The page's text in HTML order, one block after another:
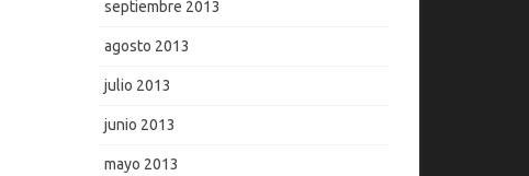
septiembre 2013
agosto 2013
julio 2013
junio 2013
mayo 2013